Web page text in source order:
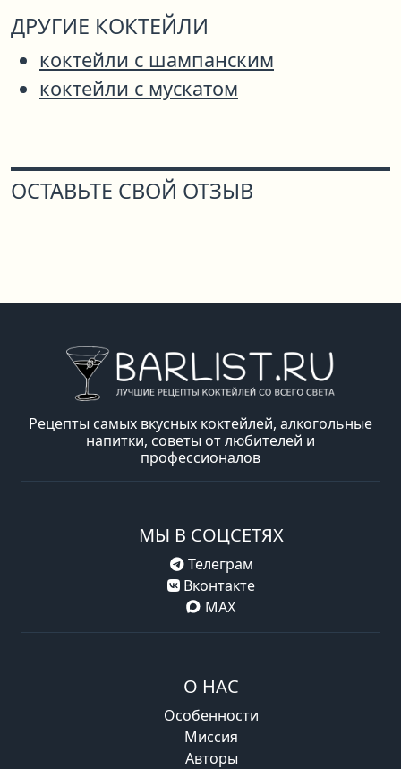
ДРУГИЕ КОКТЕЙЛИ
коктейли с шампанским
коктейли с мускатом
ОСТАВЬТЕ СВОЙ ОТЗЫВ
Рецепты самых вкусных коктейлей, алкогольные
напитки, советы от любителей и
профессионалов
МЫ В СОЦСЕТЯХ
Телеграм
Вконтакте
MAX
О НАС
Особенности
Миссия
Авторы